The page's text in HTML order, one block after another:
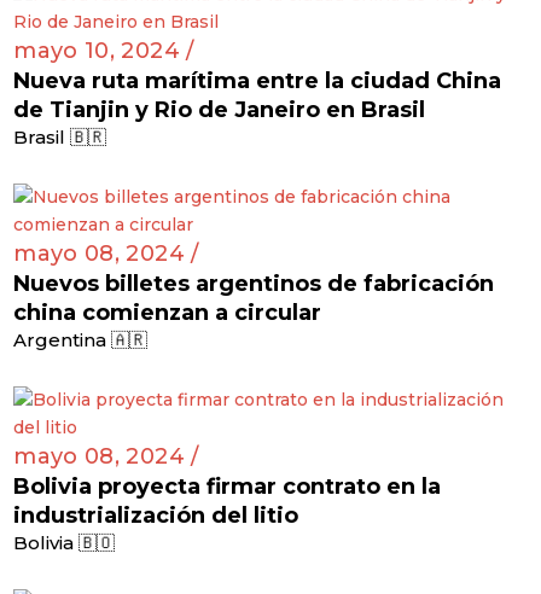
mayo 10, 2024 /
Nueva ruta marítima entre la ciudad China
de Tianjin y Rio de Janeiro en Brasil
Brasil 🇧🇷
mayo 08, 2024 /
Nuevos billetes argentinos de fabricación
china comienzan a circular
Argentina 🇦🇷
mayo 08, 2024 /
Bolivia proyecta firmar contrato en la
industrialización del litio
Bolivia 🇧🇴